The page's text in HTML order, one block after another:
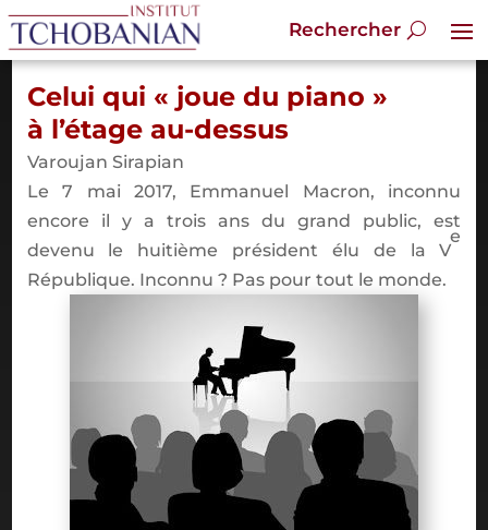
Celui qui « joue du piano »
à l’étage au-dessus
Varoujan Sirapian
Le 7 mai 2017, Emmanuel Macron, inconnu
encore il y a trois ans du grand public, est
devenu le huitième président élu de la V
e
République. Inconnu ? Pas pour tout le monde.